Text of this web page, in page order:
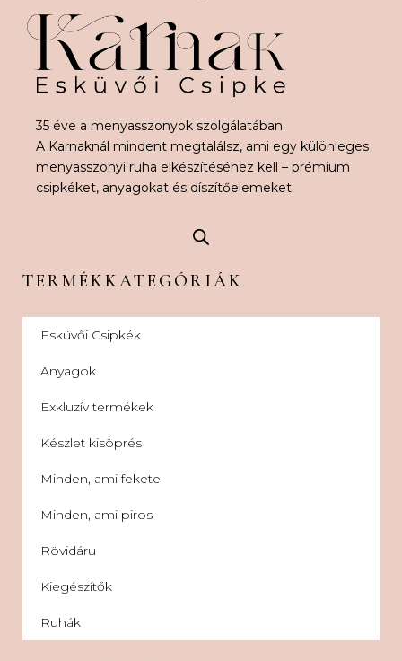
35 éve a menyasszonyok szolgálatában.
A Karnaknál mindent megtalálsz, ami egy különleges
menyasszonyi ruha elkészítéséhez kell – prémium
csipkéket, anyagokat és díszítőelemeket.
TERMÉKKATEGÓRIÁK
Esküvői Csipkék
Anyagok
Exkluzív termékek
Készlet kisöprés
Minden, ami fekete
Minden, ami piros
Rövidáru
Kiegészítők
Ruhák